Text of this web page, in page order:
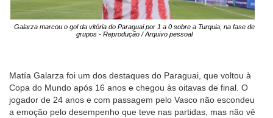
Galarza marcou o gol da vitória do Paraguai por 1 a 0 sobre a Turquia, na fase de
grupos - Reprodução / Arquivo pessoal
Matía Galarza foi um dos destaques do Paraguai, que voltou à
Copa do Mundo após 16 anos e chegou às oitavas de final. O
jogador de 24 anos e com passagem pelo Vasco não escondeu
a emoção pelo desempenho que teve nas partidas, mas não vê